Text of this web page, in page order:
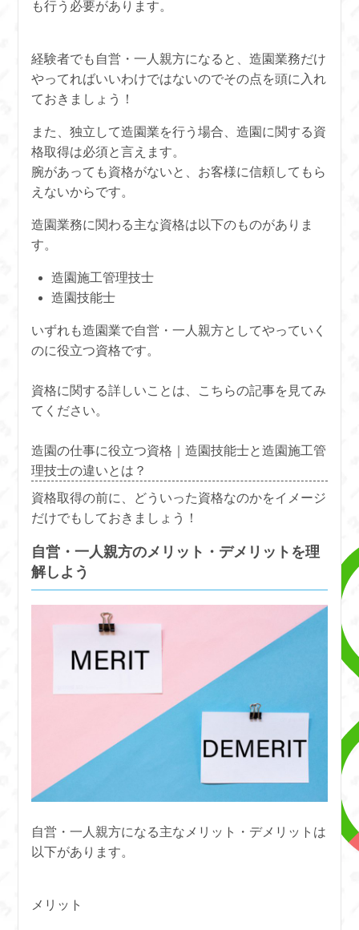
も行う必要があります。
経験者でも自営・一人親方になると、造園業務だけ
やってればいいわけではないのでその点を頭に入れ
ておきましょう！
また、独立して造園業を行う場合、造園に関する資
格取得は必須と言えます。
腕があっても資格がないと、お客様に信頼してもら
えないからです。
造園業務に関わる主な資格は以下のものがありま
す。
造園施工管理技士
造園技能士
いずれも造園業で自営・一人親方としてやっていく
のに役立つ資格です。
資格に関する詳しいことは、こちらの記事を見てみ
てください。
造園の仕事に役立つ資格｜造園技能士と造園施工管
理技士の違いとは？
資格取得の前に、どういった資格なのかをイメージ
だけでもしておきましょう！
自営・一人親方のメリット・デメリットを理
解しよう
自営・一人親方になる主なメリット・デメリットは
以下があります。
メリット